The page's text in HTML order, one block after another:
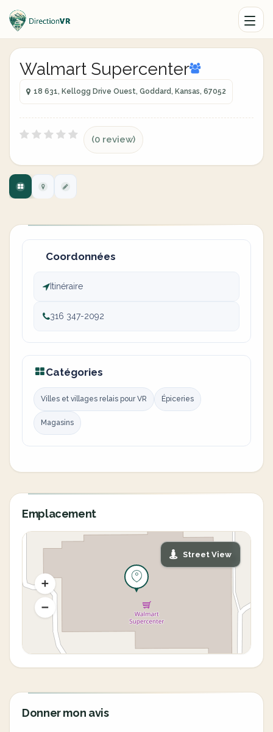
Walmart Supercenter
18 631, Kellogg Drive Ouest, Goddard, Kansas, 67052
(0 review)
Coordonnées
Itinéraire
316 347-2092
Catégories
Villes et villages relais pour VR Épiceries
Magasins
Emplacement
Street View
Donner mon avis